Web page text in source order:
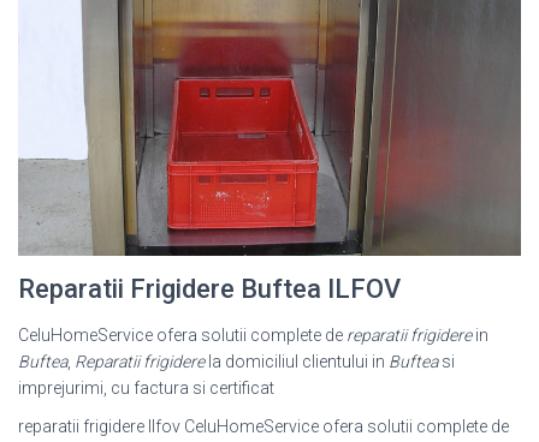
Reparatii Frigidere Buftea ILFOV
CeluHomeService ofera solutii complete de reparatii frigiderein
Buftea, Reparatii frigiderela domiciliul clientului in Bufteasi
imprejurimi, cu factura si certificat
reparatii frigidere Ilfov CeluHomeService ofera solutii complete de